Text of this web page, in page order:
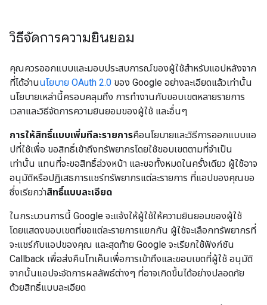
วิธีจัดการความยินยอม
คุณควรออกแบบและมอบประสบการณ์ของผู้ใช้สำหรับแอปหลังจาก
ที่ได้อ่านนโยบาย OAuth 2.0 ของ Google อย่างละเอียดแล้วเท่านั้น
นโยบายเหล่านี้ครอบคลุมถึง การทำงานกับขอบเขตหลายรายการ
เวลาและวิธีจัดการความยินยอมของผู้ใช้ และอื่นๆ
การให้สิทธิ์แบบเพิ่มทีละรายการคือนโยบายและวิธีการออกแบบแอ
ปที่ใช้เพื่อ ขอสิทธิ์เข้าถึงทรัพยากรโดยใช้ขอบเขตตามที่จำเป็น
เท่านั้น แทนที่จะขอสิทธิ์ล่วงหน้า และขอทั้งหมดในครั้งเดียว ผู้ใช้อาจ
อนุมัติหรือปฏิเสธการแชร์ทรัพยากรแต่ละรายการ ที่แอปของคุณขอ
ซึ่งเรียกว่าสิทธิ์แบบละเอียด
ในกระบวนการนี้ Google จะแจ้งให้ผู้ใช้ให้ความยินยอมของผู้ใช้
โดยแสดงขอบเขตที่ขอแต่ละรายการแยกกัน ผู้ใช้จะเลือกทรัพยากรที่
จะแชร์กับแอปของคุณ และสุดท้าย Google จะเรียกใช้ฟังก์ชัน
Callback เพื่อส่งคืนโทเค็นเพื่อการเข้าถึงและขอบเขตที่ผู้ใช้ อนุมัติ
จากนั้นแอปจะจัดการผลลัพธ์ต่างๆ ที่อาจเกิดขึ้นได้อย่างปลอดภัย
ด้วยสิทธิ์แบบละเอียด